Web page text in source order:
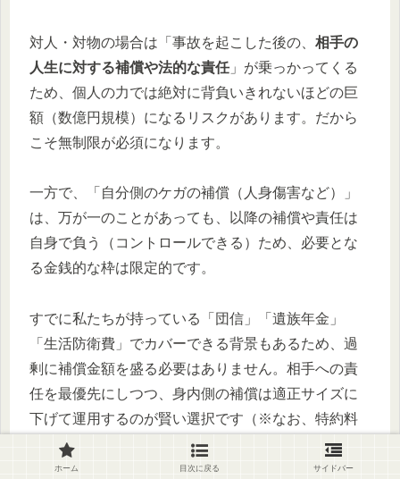
対人・対物の場合は「事故を起こした後の、 相手の
人生に対する補償や法的な責任」が乗っかってくる
ため、個人の力では絶対に背負いきれないほどの巨
額（数億円規模）になるリスクがあります。だから
こそ無制限が必須になります。
一方で、「自分側のケガの補償（人身傷害など）」
は、万が一のことがあっても、以降の補償や責任は
自身で負う（コントロールできる）ため、必要とな
る金銭的な枠は限定的です。
すでに私たちが持っている「団信」「遺族年金」
「生活防衛費」でカバーできる背景もあるため、過
剰に補償金額を盛る必要はありません。相手への責
任を最優先にしつつ、身内側の補償は適正サイズに
下げて運用するのが賢い選択です（※なお、特約料
が高い割に使ったら損をする構造の「車両保険」
は、私たちは元から一切加入していません）。
ホーム 目次に戻る サイドバー